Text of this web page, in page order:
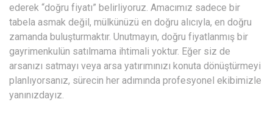
ederek “doğru fiyatı” belirliyoruz. Amacımız sadece bir
tabela asmak değil, mülkünüzü en doğru alıcıyla, en doğru
zamanda buluşturmaktır. Unutmayın, doğru fiyatlanmış bir
gayrimenkulün satılmama ihtimali yoktur. Eğer siz de
arsanızı satmayı veya arsa yatırımınızı konuta dönüştürmeyi
planlıyorsanız, sürecin her adımında profesyonel ekibimizle
yanınızdayız.